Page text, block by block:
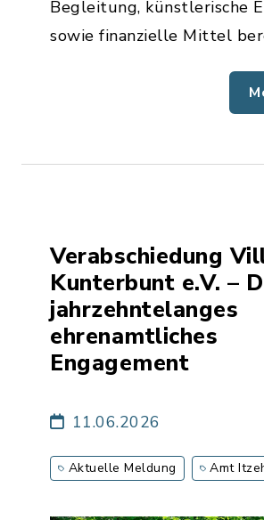
Begleitung, künstlerische
sowie finanzielle Mittel
Verabschiedung
Kunterbunt e.V. –
jahrzehntelanges
ehrenamtliches
Engagement
11.06.2026
Aktuelle Meldung Amt